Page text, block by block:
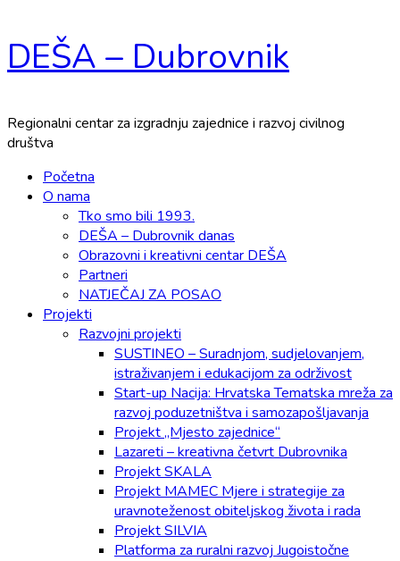
Skip
to
DEŠA – Dubrovnik
Regionalni centar za izgradnju zajednice i razvoj civilnog
društva
Primary
Menu
Početna
O nama
Tko smo bili 1993.
DEŠA – Dubrovnik danas
Obrazovni i kreativni centar DEŠA
Partneri
NATJEČAJ ZA POSAO
Projekti
Razvojni projekti
SUSTINEO – Suradnjom, sudjelovanjem,
istraživanjem i edukacijom za održivost
Start-up Nacija: Hrvatska Tematska mreža za
razvoj poduzetništva i samozapošljavanja
Projekt „Mjesto zajednice“
Lazareti – kreativna četvrt Dubrovnika
Projekt SKALA
Projekt MAMEC Mjere i strategije za
uravnoteženost obiteljskog života i rada
Projekt SILVIA
Platforma za ruralni razvoj Jugoistočne